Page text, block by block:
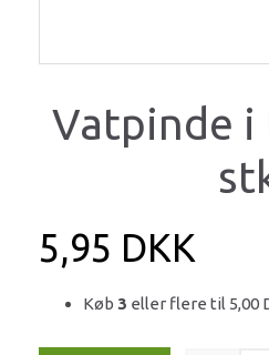
Vatpinde
5,95 DKK
Køb 3 eller flere til 5,00